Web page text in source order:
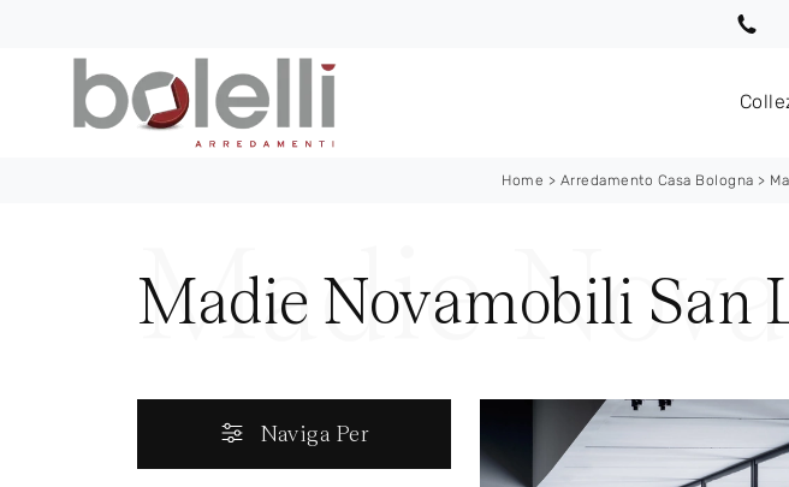
Home > Arredamento Casa Bologna >
Madie Novamobili San
Naviga Per